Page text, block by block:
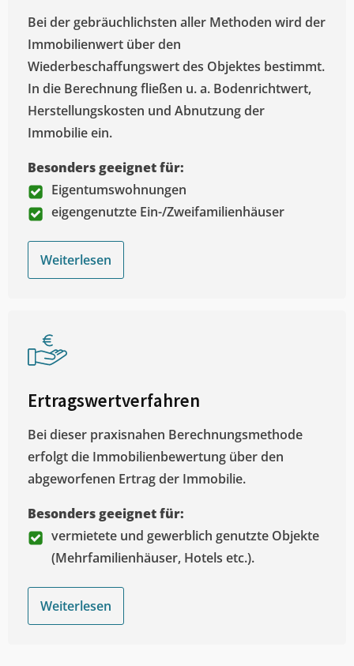
Bei der gebräuchlichsten aller Methoden wird der
Immobilienwert über den
Wiederbeschaffungswert des Objektes bestimmt.
In die Berechnung fließen u. a. Bodenrichtwert,
Herstellungskosten und Abnutzung der
Immobilie ein.
Besonders geeignet für:
Eigentumswohnungen
eigengenutzte Ein-/Zweifamilienhäuser
Weiterlesen
Ertragswertverfahren
Bei dieser praxisnahen Berechnungsmethode
erfolgt die Immobilienbewertung über den
abgeworfenen Ertrag der Immobilie.
Besonders geeignet für:
vermietete und gewerblich genutzte Objekte
(Mehrfamilienhäuser, Hotels etc.).
Weiterlesen